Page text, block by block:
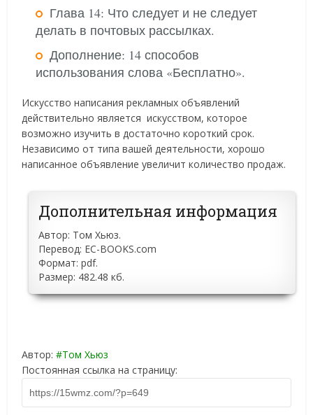
Глава 14: Что следует и не следует
делать в почтовых рассылках.
Дополнение: 14 способов
использования слова «Бесплатно».
Искусство написания рекламных объявлений
действительно является искусством, которое
возможно изучить в достаточно короткий срок.
Независимо от типа вашей деятельности, хорошо
написанное объявление увеличит количество продаж.
Дополнительная информация
Автор: Том Хьюз.
Перевод: EC-BOOKS.com
Формат: pdf.
Размер: 482.48 кб.
Автор: Том Хьюз
Постоянная ссылка на страницу: